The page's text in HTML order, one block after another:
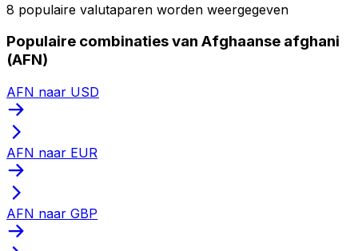
8 populaire valutaparen worden weergegeven
Populaire combinaties van Afghaanse afghani
(AFN)
AFN naar USD
AFN naar EUR
AFN naar GBP